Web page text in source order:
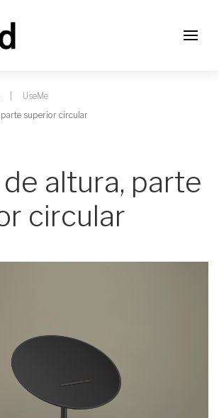
UseMe
superior circular
altura, parte
circular